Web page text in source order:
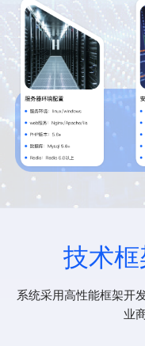
技术
系统采用高性能框架开
业